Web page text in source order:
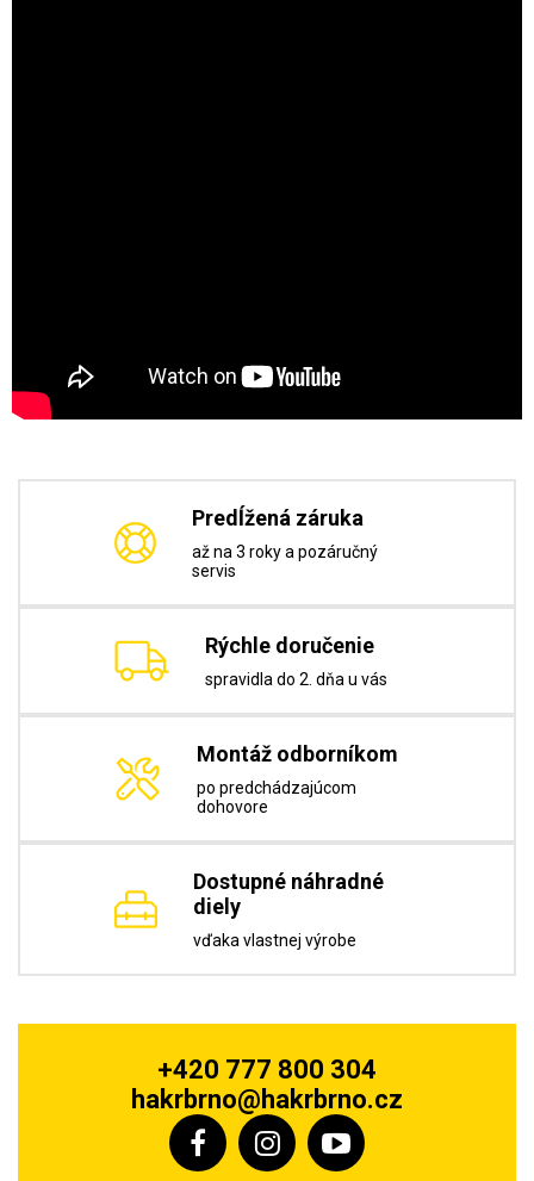
Predĺžená záruka
až na 3 roky a pozáručný
servis
Rýchle doručenie
spravidla do 2. dňa u vás
Montáž odborníkom
po predchádzajúcom
dohovore
Dostupné náhradné
diely
vďaka vlastnej výrobe
+420 777 800 304
hakrbrno@hakrbrno.cz